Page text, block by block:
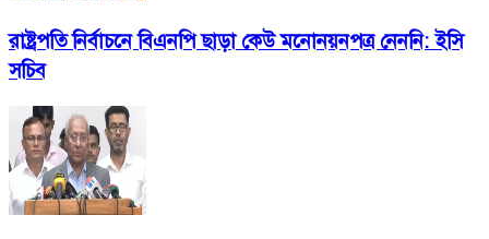
রাষ্ট্রপতি নির্বাচনে বিএনপি ছাড়া কেউ মনোনয়নপত্র নেননি: ইসি
সচিব